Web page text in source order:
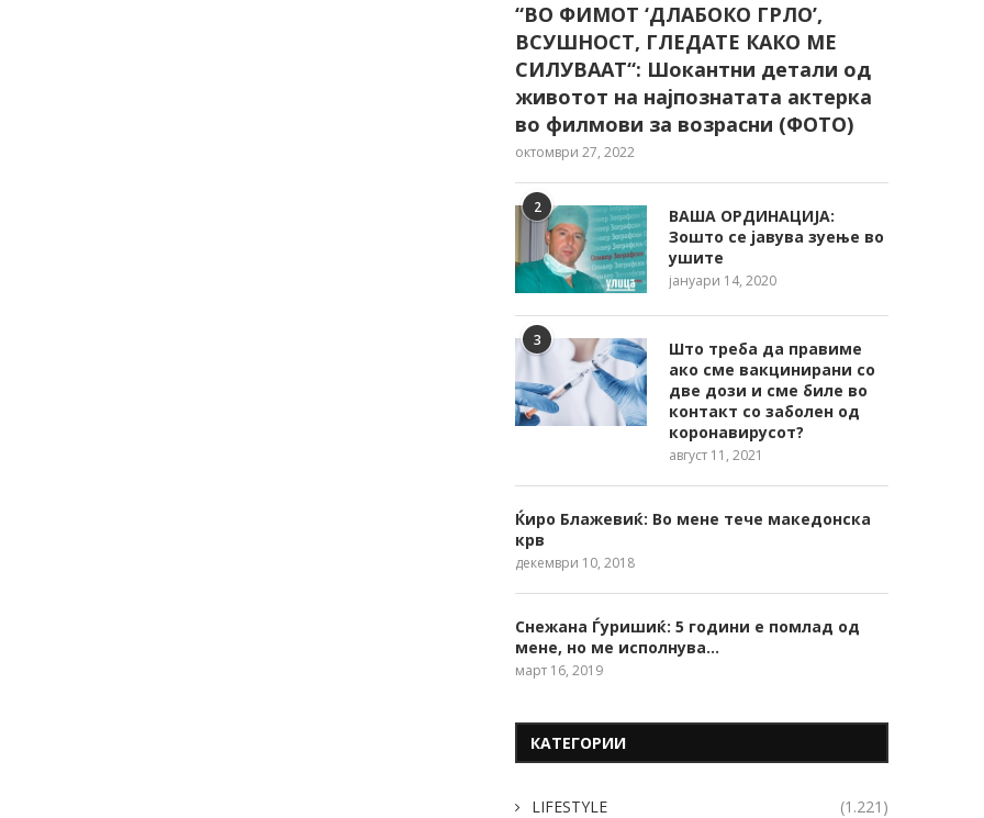
“ВО ФИМОТ ‘ДЛАБОКО ГРЛО’,
ВСУШНОСТ, ГЛЕДАТЕ КАКО МЕ
СИЛУВААТ“: Шокантни детали од
животот на најпознатата актерка
во филмови за возрасни (ФОТО)
октомври 27, 2022
2
ВАША ОРДИНАЦИЈА:
Зошто се јавува зуење во
ушите
јануари 14, 2020
3
Што треба да правиме
ако сме вакцинирани со
две дози и сме биле во
контакт со заболен од
коронавирусот?
август 11, 2021
Ќиро Блажевиќ: Во мене тече македонска
крв
декември 10, 2018
Снежана Ѓуришиќ: 5 години е помлад од
мене, но ме исполнува…
март 16, 2019
КАТЕГОРИИ
LIFESTYLE (1.221)